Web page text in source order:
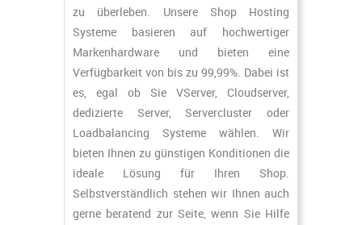
zu überleben. Unsere Shop Hosting
Systeme basieren auf hochwertiger
Markenhardware und bieten eine
Verfügbarkeit von bis zu 99,99%. Dabei ist
es, egal ob Sie VServer, Cloudserver,
dedizierte Server, Servercluster oder
Loadbalancing Systeme wählen. Wir
bieten Ihnen zu günstigen Konditionen die
ideale Lösung für Ihren Shop.
Selbstverständlich stehen wir Ihnen auch
gerne beratend zur Seite, wenn Sie Hilfe